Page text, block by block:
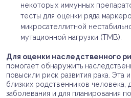
некоторых иммунных
тесты для оценки ряда
микросателлитной
мутационной нагрузки (TMB).
Для оценки наследственного
помогает обнаружить
повысили риск развития рака. Эта
близких родственников человека,
заболевания и для планирования